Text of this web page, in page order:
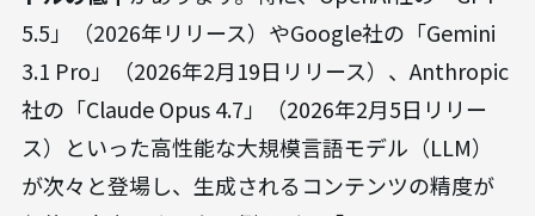
5.5」（2026年リリース）やGoogle社の「Gemini
3.1 Pro」（2026年2月19日リリース）、Anthropic
社の「Claude Opus 4.7」（2026年2月5日リリー
ス）といった高性能な大規模言語モデル（LLM）
が次々と登場し、生成されるコンテンツの精度が